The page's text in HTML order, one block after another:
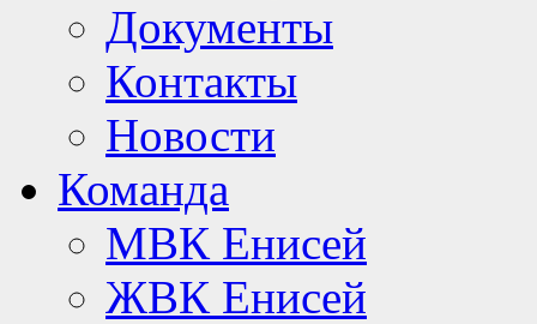
Документы
Контакты
Новости
Команда
МВК Енисей
ЖВК Енисей